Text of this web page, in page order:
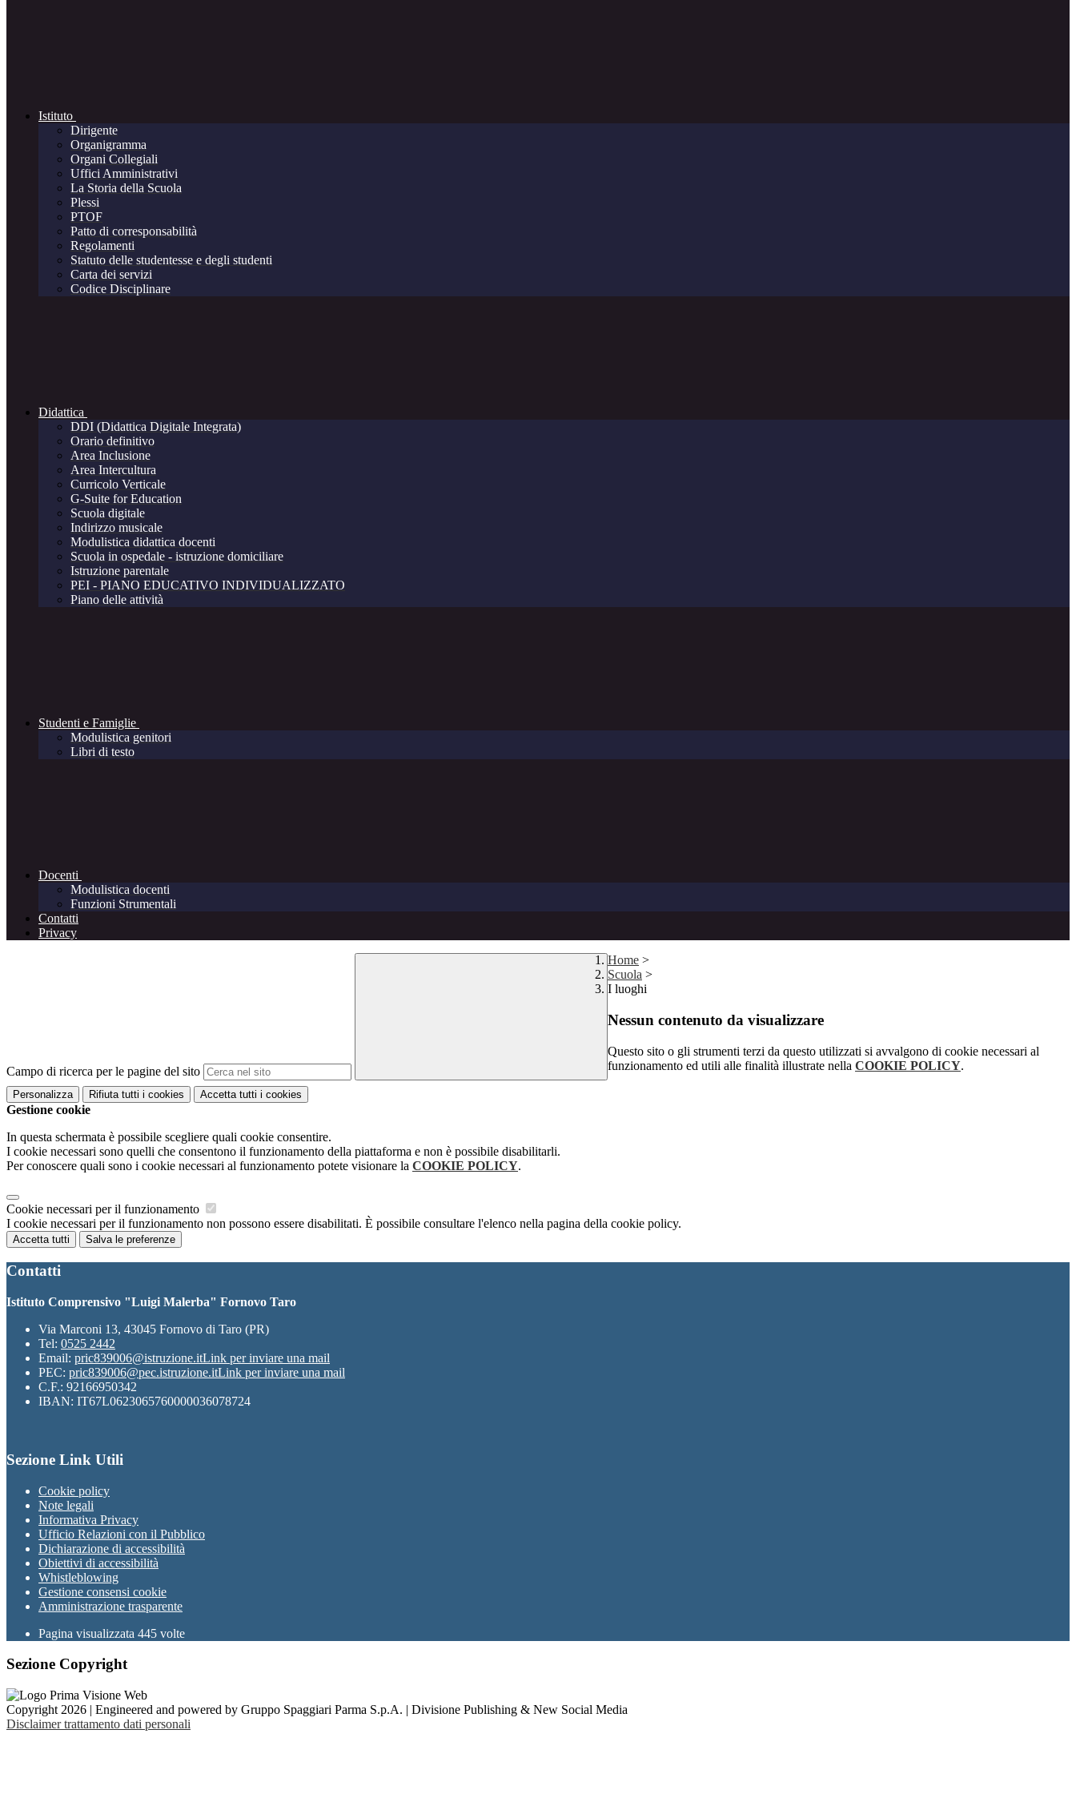
Istituto
Dirigente
Organigramma
Organi Collegiali
Uffici Amministrativi
La Storia della Scuola
Plessi
PTOF
Patto di corresponsabilità
Regolamenti
Statuto delle studentesse e degli studenti
Carta dei servizi
Codice Disciplinare
Didattica
DDI (Didattica Digitale Integrata)
Orario definitivo
Area Inclusione
Area Intercultura
Curricolo Verticale
G-Suite for Education
Scuola digitale
Indirizzo musicale
Modulistica didattica docenti
Scuola in ospedale - istruzione domiciliare
Istruzione parentale
PEI - PIANO EDUCATIVO INDIVIDUALIZZATO
Piano delle attività
Studenti e Famiglie
Modulistica genitori
Libri di testo
Docenti
Modulistica docenti
Funzioni Strumentali
Contatti
Privacy
Campo di ricerca per le pagine del sito
Home >
Scuola >
I luoghi
Nessun contenuto da visualizzare
Questo sito o gli strumenti terzi da questo utilizzati si avvalgono di cookie necessari al
funzionamento ed utili alle finalità illustrate nella COOKIE POLICY.
Personalizza Rifiuta tutti i cookies Accetta tutti i cookies
Gestione cookie
In questa schermata è possibile scegliere quali cookie consentire.
I cookie necessari sono quelli che consentono il funzionamento della piattaforma e non è possibile disabilitarli.
Per conoscere quali sono i cookie necessari al funzionamento potete visionare la COOKIE POLICY.
Cookie necessari per il funzionamento
I cookie necessari per il funzionamento non possono essere disabilitati. È possibile consultare l'elenco nella pagina della cookie policy.
Accetta tutti Salva le preferenze
Contatti
Istituto Comprensivo "Luigi Malerba" Fornovo Taro
Via Marconi 13, 43045 Fornovo di Taro (PR)
Tel: 0525 2442
Email: pric839006@istruzione.itLink per inviare una mail
PEC: pric839006@pec.istruzione.itLink per inviare una mail
C.F.: 92166950342
IBAN: IT67L0623065760000036078724
Sezione Link Utili
Cookie policy
Note legali
Informativa Privacy
Ufficio Relazioni con il Pubblico
Dichiarazione di accessibilità
Obiettivi di accessibilità
Whistleblowing
Gestione consensi cookie
Amministrazione trasparente
Pagina visualizzata 445 volte
Sezione Copyright
Copyright 2026 | Engineered and powered by Gruppo Spaggiari Parma S.p.A. | Divisione Publishing & New Social Media
Disclaimer trattamento dati personali